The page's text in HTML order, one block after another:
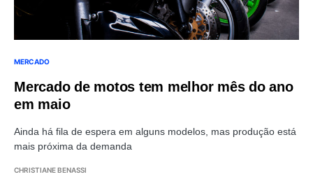
MERCADO
Mercado de motos tem melhor mês do ano
em maio
Ainda há fila de espera em alguns modelos, mas produção está
mais próxima da demanda
CHRISTIANE BENASSI